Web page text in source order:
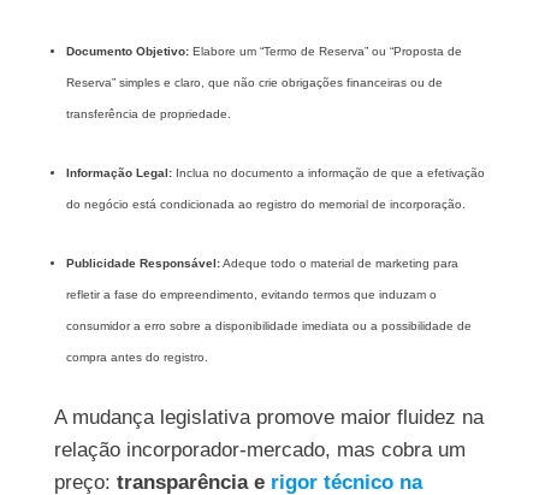
Documento Objetivo:Elabore um “Termo de Reserva” ou “Proposta de
Reserva” simples e claro, que não crie obrigações financeiras ou de
transferência de propriedade.
Informação Legal:Inclua no documento a informação de que a efetivação
do negócio está condicionada ao registro do memorial de incorporação.
Publicidade Responsável:Adeque todo o material de marketing para
refletir a fase do empreendimento, evitando termos que induzam o
consumidor a erro sobre a disponibilidade imediata ou a possibilidade de
compra antes do registro.
A mudança legislativa promove maior fluidez na
relação incorporador-mercado, mas cobra um
preço: transparência e rigor técnico na